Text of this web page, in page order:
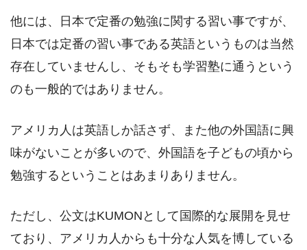
他には、日本で定番の勉強に関する習い事ですが、
日本では定番の習い事である英語というものは当然
存在していませんし、そもそも学習塾に通うという
のも一般的ではありません。
アメリカ人は英語しか話さず、また他の外国語に興
味がないことが多いので、外国語を子どもの頃から
勉強するということはあまりありません。
ただし、公文はKUMONとして国際的な展開を見せ
ており、アメリカ人からも十分な人気を博している